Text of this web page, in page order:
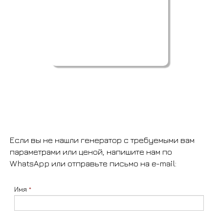
Если вы не нашли генератор с требуемыми вам
параметрами или ценой, напишите нам по
WhatsApp или отправьте письмо на e-mail:
Имя *